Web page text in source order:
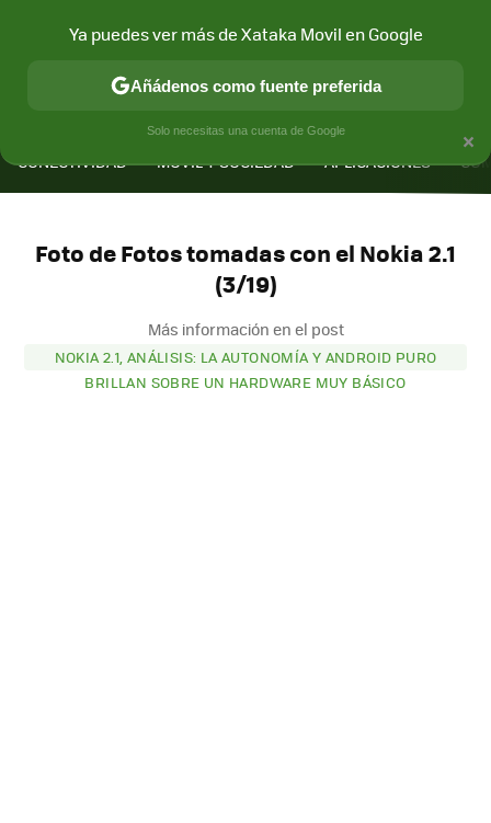
CONECTIVIDAD MÓVIL Y SOCIEDAD APLICACIONES
Foto de Fotos tomadas con el Nokia 2.1
(3/19)
Más información en el post
NOKIA 2.1, ANÁLISIS: LA AUTONOMÍA Y ANDROID PURO
BRILLAN SOBRE UN HARDWARE MUY BÁSICO
×
Ya puedes ver más de Xataka Movil en Google
Añádenos como fuente preferida
Solo necesitas una cuenta de Google